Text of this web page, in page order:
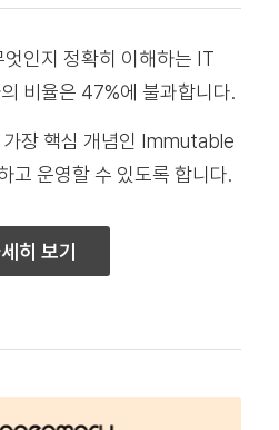
인지 정확히 이해하는 IT
비율은 47%에 불과합니다.
가장 핵심 개념인 Immutable
운영할 수 있도록 합니다.
히 보기